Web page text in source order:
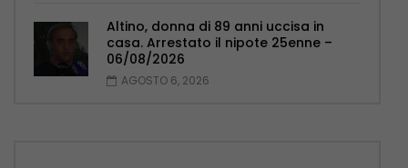
Altino, donna di 89 anni uccisa in
casa. Arrestato il nipote 25enne –
06/08/2026
AGOSTO 6, 2026